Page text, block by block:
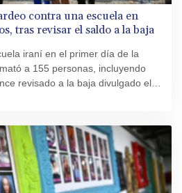
contra una escuela en
tras revisar el saldo a la baja
iraní en el primer día de la
a 155 personas, incluyendo
revisado a la baja divulgado el
IRIB.